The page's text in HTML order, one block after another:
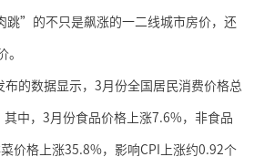
跳”的不只是飙涨的一二线城市房价，还
。
布的数据显示， 3 月份全国居民消费价格总
其中， 3 月份食品价格上涨7.6%，非食品
价格上涨35.8%，影响CPI 上涨约0.92个